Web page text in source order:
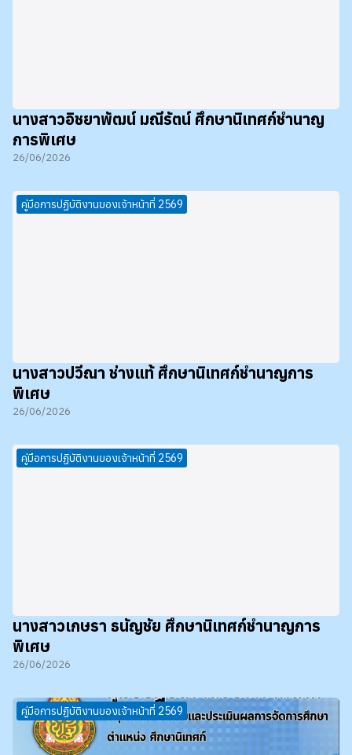
นางสาวอิชยาพัฒน์ มณีรัตน์ ศึกษานิเทศก์ชำนาญ
การพิเศษ
26/06/2026
คู่มือการปฏิบัติงานของเจ้าหน้าที่ 2569
นางสาวปวีณา ช่างแท้ ศึกษานิเทศก์ชำนาญการ
พิเศษ
26/06/2026
คู่มือการปฏิบัติงานของเจ้าหน้าที่ 2569
นางสาวเกษรา ธนัญชัย ศึกษานิเทศก์ชำนาญการ
พิเศษ
26/06/2026
คู่มือการปฏิบัติงานของเจ้าหน้าที่ 2569